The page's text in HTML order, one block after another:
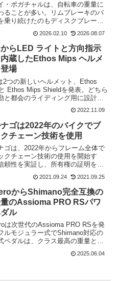
・ポガチャルは、自転車の重量に
ることが多い。リムブレーキのバ
乗り続けたのもディスクブレーキ
がいやだったからだ。タデイ・ポ
ルは、TTバイクの重量についても
ているのが目撃されたこともあ
Visma...
2026.02.10 2026.08.07
らLED ライトと方向指示
蔵したEthos Mips ヘルメ
場
2つの新しいヘルメット、Ethos
Ethos Mips Shieldを発表。どちら
と都会のライディング用に設計さ
り、後者にはバイザーが付いてい
ちらのヘルメットも、前面に白色
ライト、背面に赤色...
2022.11.09
ゴは2022年のバイクでブ
チェーン技術を使用
ゴは、2022年からフレーム全体で
クチェーン技術の使用を開始す
頼性を実証し、所有権の証明を提
デジタルパスポートを提供。これ
、盗難により、オークションにか
た場合でも、所有者を特定するこ
能となる。このテ...
2021.09.24 2021.09.25
からShimano完全互換の
のAssioma PRO RSパワ
ル
は次世代のAssioma PRO RSを発
ルモジュラー式でShimano対応の
ペダルは、クラス最高の重量と精
っている。Faveroは2021年に
互換システムAssiomaDUO-Shi
2025.06.04